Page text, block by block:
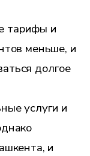
тарифы и
меньше, и
долгое
услуги и
и